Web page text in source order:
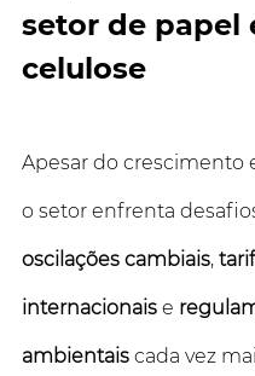
setor de papel
celulose
Apesar do crescimento
o setor enfrenta
oscilações cambiais,
internacionais e
ambientais cada vez